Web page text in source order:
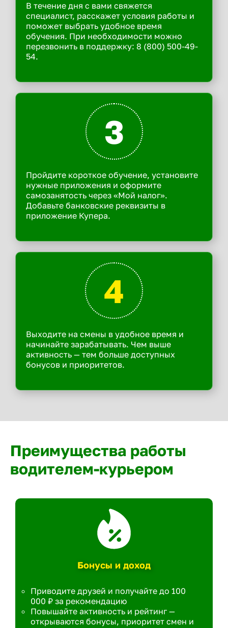
В течение дня с вами свяжется
специалист, расскажет условия работы и
поможет выбрать удобное время
обучения. При необходимости можно
перезвонить в поддержку: 8 (800) 500-49-
54.
3
Пройдите короткое обучение, установите
нужные приложения и оформите
самозанятость через «Мой налог».
Добавьте банковские реквизиты в
приложение Купера.
4
Выходите на смены в удобное время и
начинайте зарабатывать. Чем выше
активность — тем больше доступных
бонусов и приоритетов.
Преимущества работы
водителем-курьером
Бонусы и доход
Приводите друзей и получайте до 100
000 ₽ за рекомендацию
Повышайте активность и рейтинг —
открываются бонусы, приоритет смен и